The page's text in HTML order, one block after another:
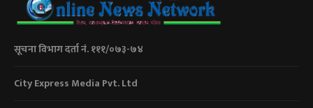
सूचना विभाग दर्ता नं. १११/०७३-७४
City Express Media Pvt. Ltd